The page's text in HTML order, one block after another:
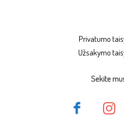
Privatumo
Užsakymo
Sekite